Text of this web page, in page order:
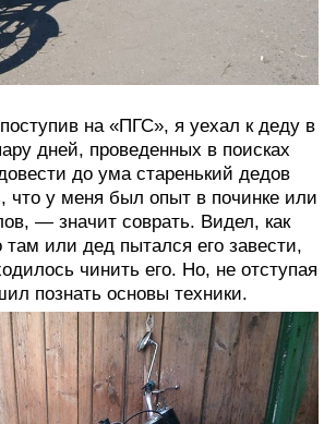
на «ПГС», я уехал к деду в
дней, проведенных в поисках
до ума старенький дедов
что у меня был опыт в починке или
— значит соврать. Видел, как
там или дед пытался его завести,
чинить его. Но, не отступая
познать основы техники.